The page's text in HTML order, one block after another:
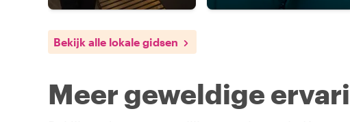
Bekijk alle lokale gidsen
Meer geweldige